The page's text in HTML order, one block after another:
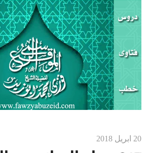
20 ابريل 2018